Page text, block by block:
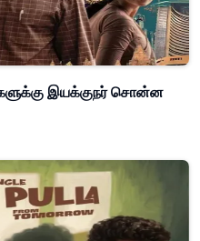
இயக்குநர் சொன்ன